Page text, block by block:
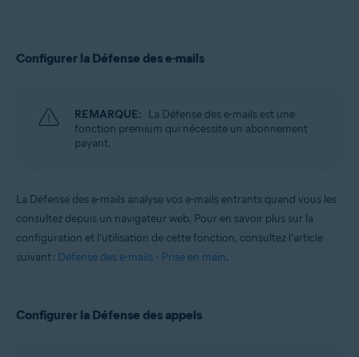
Configurer la Défense des e-mails
REMARQUE: La Défense des e-mails est une
fonction premium qui nécessite un abonnement
payant.
La Défense des e-mails analyse vos e-mails entrants quand vous les
consultez depuis un navigateur web. Pour en savoir plus sur la
configuration et l’utilisation de cette fonction, consultez l’article
suivant : Défense des e-mails - Prise en main.
Configurer la Défense des appels